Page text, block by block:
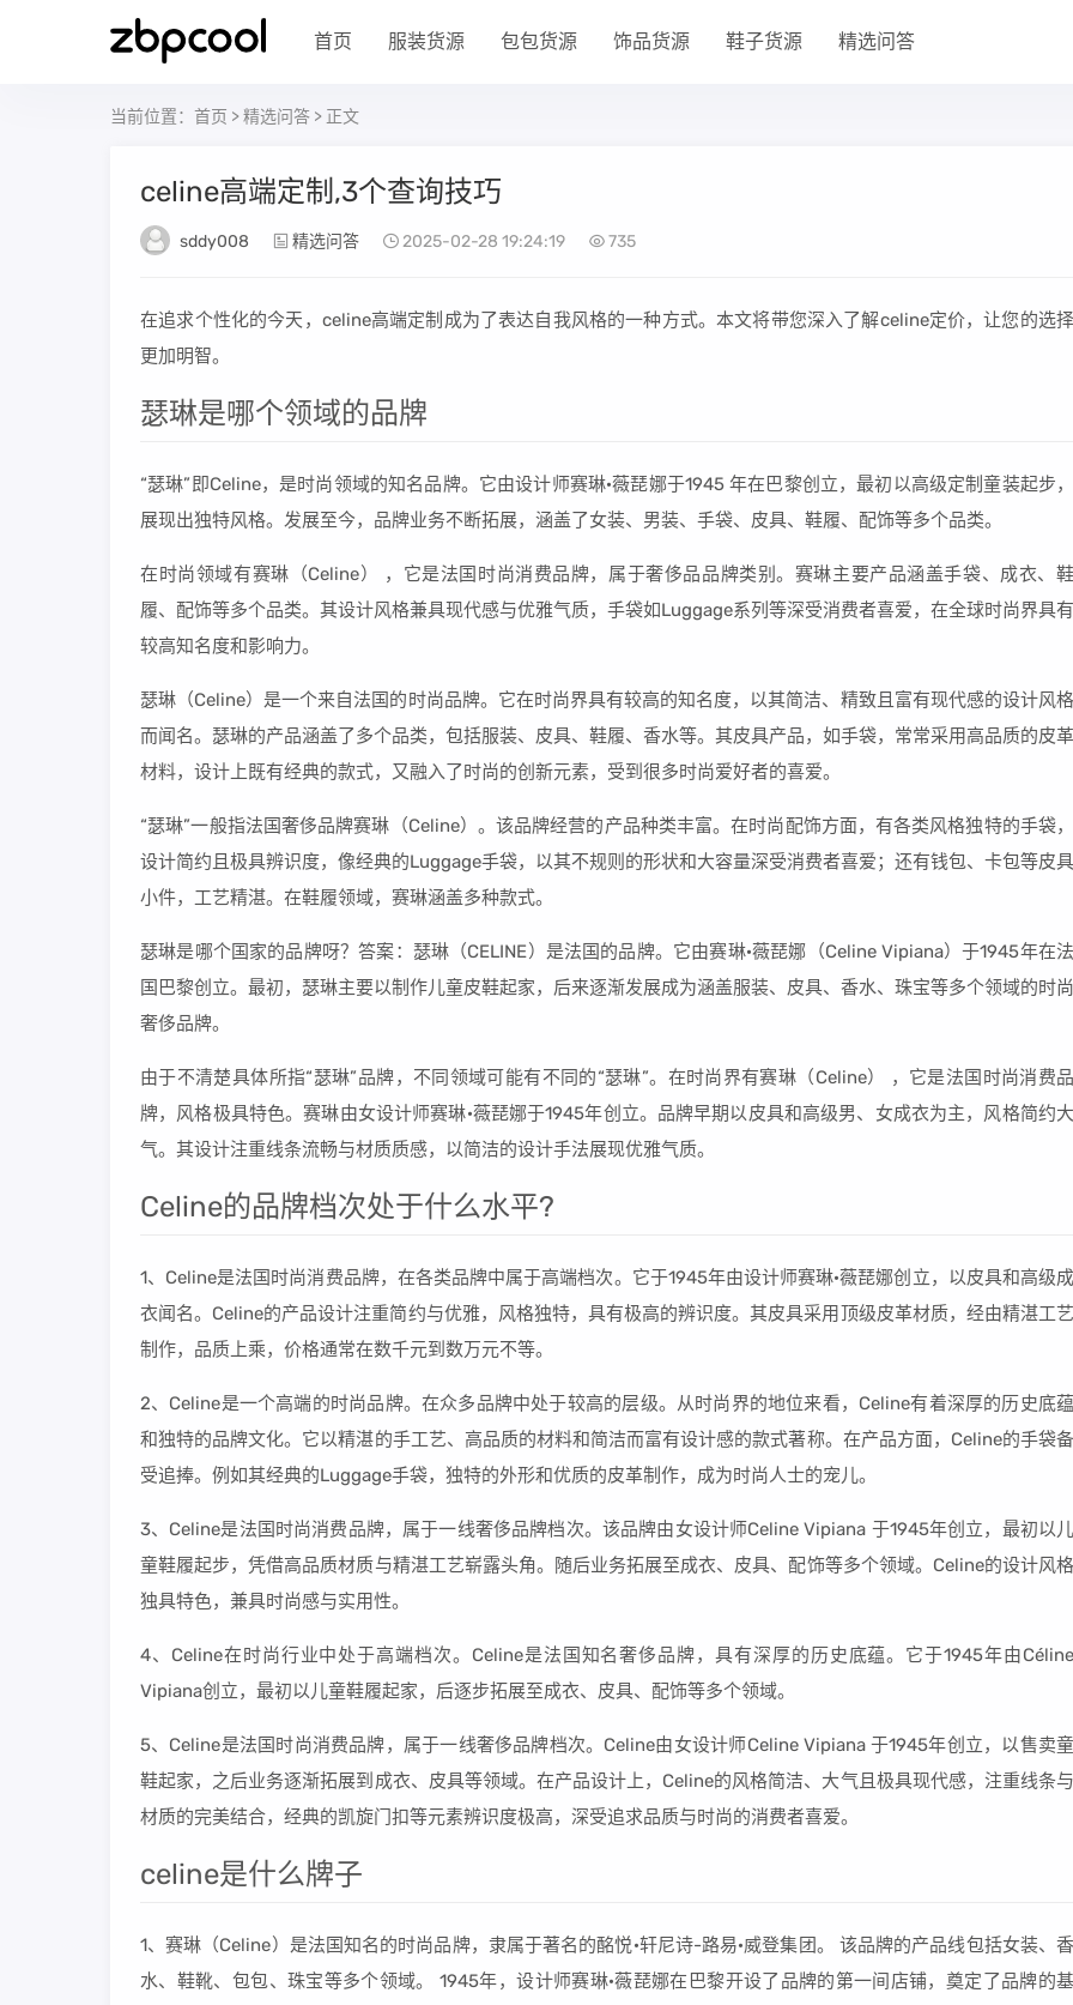
首页 服装货源 包包货源 饰品货源 鞋子货源 精选问答
当前位置： 首页 >精选问答 > 正文
celine高端定制,3个查询技巧
sddy008 精选问答 2025-02-28 19:24:19 735
在追求个性化的今天，celine高端定制成为了表达自我风格的一种方式。本文将带您深入了解celine定价，让您的选择
更加明智。
瑟琳是哪个领域的品牌
“瑟琳”即Celine，是时尚领域的知名品牌。它由设计师赛琳·薇琵娜于1945 年在巴黎创立，最初以高级定制童装起步，
展现出独特风格。发展至今，品牌业务不断拓展，涵盖了女装、男装、手袋、皮具、鞋履、配饰等多个品类。
在时尚领域有赛琳（Celine） ，它是法国时尚消费品牌，属于奢侈品品牌类别。赛琳主要产品涵盖手袋、成衣、鞋
履、配饰等多个品类。其设计风格兼具现代感与优雅气质，手袋如Luggage系列等深受消费者喜爱，在全球时尚界具有
较高知名度和影响力。
瑟琳（Celine）是一个来自法国的时尚品牌。它在时尚界具有较高的知名度，以其简洁、精致且富有现代感的设计风格
而闻名。瑟琳的产品涵盖了多个品类，包括服装、皮具、鞋履、香水等。其皮具产品，如手袋，常常采用高品质的皮革
材料，设计上既有经典的款式，又融入了时尚的创新元素，受到很多时尚爱好者的喜爱。
“瑟琳”一般指法国奢侈品牌赛琳（Celine）。该品牌经营的产品种类丰富。在时尚配饰方面，有各类风格独特的手袋，
设计简约且极具辨识度，像经典的Luggage手袋，以其不规则的形状和大容量深受消费者喜爱；还有钱包、卡包等皮具
小件，工艺精湛。在鞋履领域，赛琳涵盖多种款式。
瑟琳是哪个国家的品牌呀？答案：瑟琳（CELINE）是法国的品牌。它由赛琳·薇琵娜（Celine Vipiana）于1945年在法
国巴黎创立。最初，瑟琳主要以制作儿童皮鞋起家，后来逐渐发展成为涵盖服装、皮具、香水、珠宝等多个领域的时尚
奢侈品牌。
由于不清楚具体所指“瑟琳”品牌，不同领域可能有不同的“瑟琳”。在时尚界有赛琳（Celine） ，它是法国时尚消费品
牌，风格极具特色。赛琳由女设计师赛琳·薇琵娜于1945年创立。品牌早期以皮具和高级男、女成衣为主，风格简约大
气。其设计注重线条流畅与材质质感，以简洁的设计手法展现优雅气质。
Celine的品牌档次处于什么水平?
1、Celine是法国时尚消费品牌，在各类品牌中属于高端档次。它于1945年由设计师赛琳·薇琵娜创立，以皮具和高级成
衣闻名。Celine的产品设计注重简约与优雅，风格独特，具有极高的辨识度。其皮具采用顶级皮革材质，经由精湛工艺
制作，品质上乘，价格通常在数千元到数万元不等。
2、Celine是一个高端的时尚品牌。在众多品牌中处于较高的层级。从时尚界的地位来看，Celine有着深厚的历史底蕴
和独特的品牌文化。它以精湛的手工艺、高品质的材料和简洁而富有设计感的款式著称。在产品方面，Celine的手袋备
受追捧。例如其经典的Luggage手袋，独特的外形和优质的皮革制作，成为时尚人士的宠儿。
3、Celine是法国时尚消费品牌，属于一线奢侈品牌档次。该品牌由女设计师Celine Vipiana 于1945年创立，最初以儿
童鞋履起步，凭借高品质材质与精湛工艺崭露头角。随后业务拓展至成衣、皮具、配饰等多个领域。Celine的设计风格
独具特色，兼具时尚感与实用性。
4、Celine在时尚行业中处于高端档次。Celine是法国知名奢侈品牌，具有深厚的历史底蕴。它于1945年由Céline
Vipiana创立，最初以儿童鞋履起家，后逐步拓展至成衣、皮具、配饰等多个领域。
5、Celine是法国时尚消费品牌，属于一线奢侈品牌档次。Celine由女设计师Celine Vipiana 于1945年创立，以售卖童
鞋起家，之后业务逐渐拓展到成衣、皮具等领域。在产品设计上，Celine的风格简洁、大气且极具现代感，注重线条与
材质的完美结合，经典的凯旋门扣等元素辨识度极高，深受追求品质与时尚的消费者喜爱。
celine是什么牌子
1、赛琳（Celine）是法国知名的时尚品牌，隶属于著名的酩悦·轩尼诗-路易·威登集团。 该品牌的产品线包括女装、香
水、鞋靴、包包、珠宝等多个领域。 1945年，设计师赛琳·薇琵娜在巴黎开设了品牌的第一间店铺，奠定了品牌的基